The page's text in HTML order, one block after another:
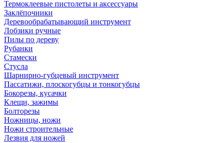
Термоклеевые пистолеты и аксессуары
Заклёпочники
Деревообрабатывающий инструмент
Лобзики ручные
Пилы по дереву
Рубанки
Стамески
Стусла
Шарнирно-губцевый инструмент
Пассатижи, плоскогубцы и тонкогубцы
Бокорезы, кусачки
Клещи, зажимы
Болторезы
Ножницы, ножи
Ножи строительные
Лезвия для ножей